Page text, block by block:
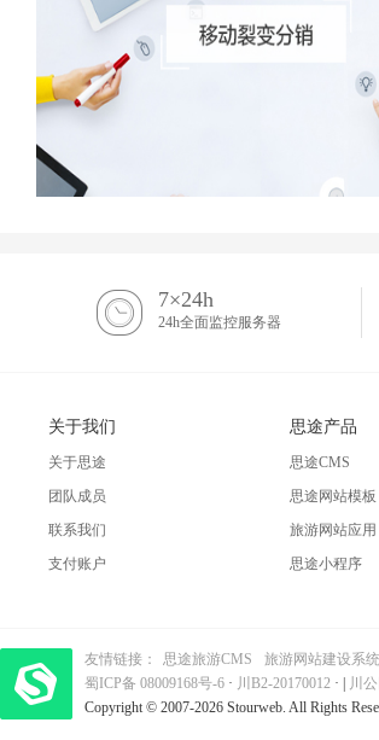
7×24h
24h全面监控服务器
关于我们
关于思途
团队成员
联系我们
支付账户
思途产品
思途CMS
思途网站模板
旅游网站应用
思途小程序
友情链接： 思途旅游CMS 旅游网站建设系统
梦旅程酒店管理系统
​| 运营支持：创旅云营
蜀ICP备 08009168号-6 · 川B2-20170012 · |
川
Copyright © 2007-2026 Stourweb. All Rights